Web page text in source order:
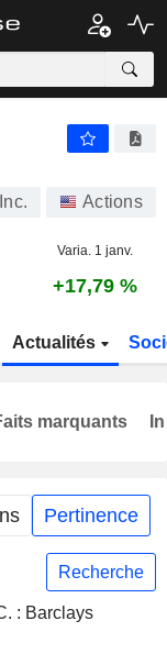
Actions
Varia. 1 janv.
+17,79 %
Actualités
Pertinence
Recherche
: Barclays
marquants